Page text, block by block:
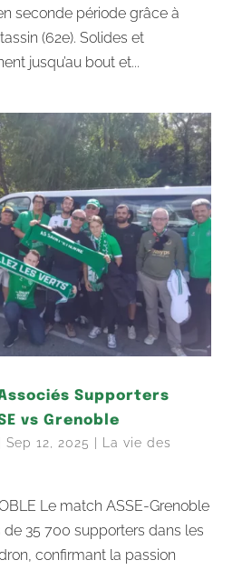
seconde période grâce à
(62e). Solides et
jusqu’au bout et...
Supporters
vs Grenoble
Sep 12, 2025
La vie des
Le match ASSE-Grenoble
35 700 supporters dans les
confirmant la passion